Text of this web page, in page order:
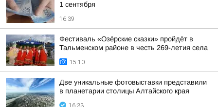
1 сентября
16:39
Фестиваль «Озёрские сказки» пройдёт в
Тальменском районе в честь 269-летия села
15:10
Две уникальные фотовыставки представили
в планетарии столицы Алтайского края
16:33